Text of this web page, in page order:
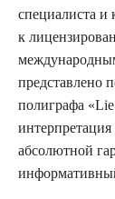
специалиста и
к
представлено
полиграфа
интерпретация
абсолютной